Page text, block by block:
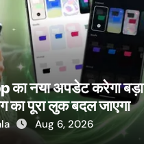
नया अपडेट करेगा बड़ा
का पूरा लुक बदल जाएगा
Aug 6, 2026